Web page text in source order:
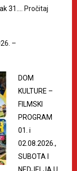
31.…
Pročitaj
–
DOM
KULTURE –
FILMSKI
PROGRAM
01. i
02.08.2026.,
SUBOTA I
NEDJELJA U